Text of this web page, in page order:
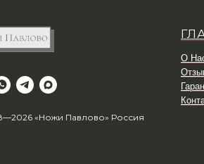
«Ножи Павлово» Россия
О